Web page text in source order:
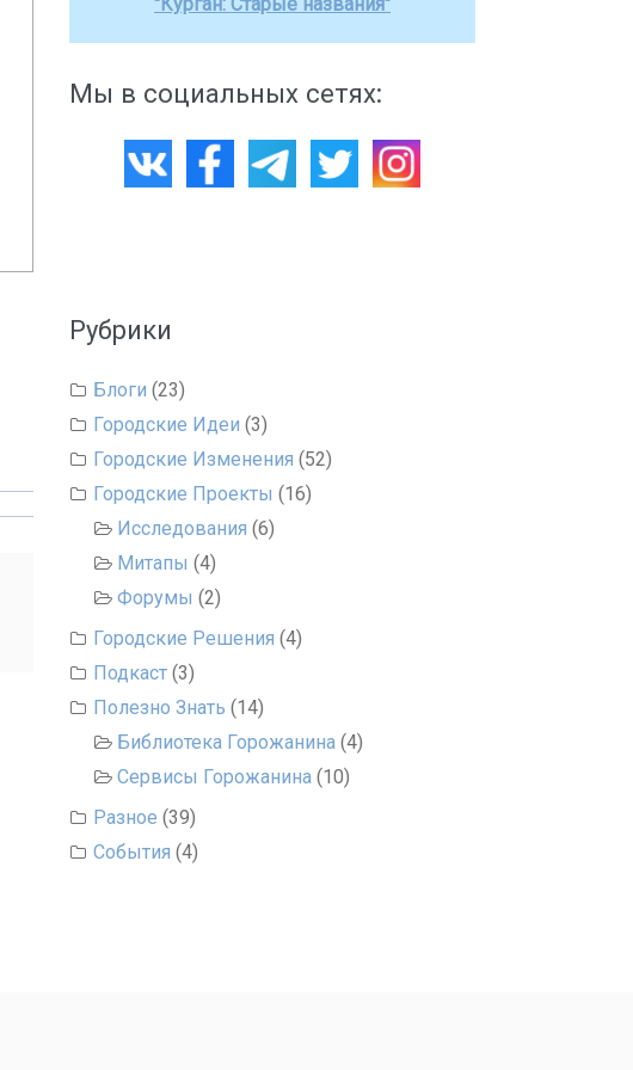
Мы в социальных сетях:
Рубрики
Блоги (23)
Городские Идеи (3)
Городские Изменения (52)
Городские Проекты (16)
Исследования (6)
Митапы (4)
Форумы (2)
Городские Решения (4)
Подкаст (3)
Полезно Знать (14)
Библиотека Горожанина (4)
Сервисы Горожанина (10)
Разное (39)
События (4)